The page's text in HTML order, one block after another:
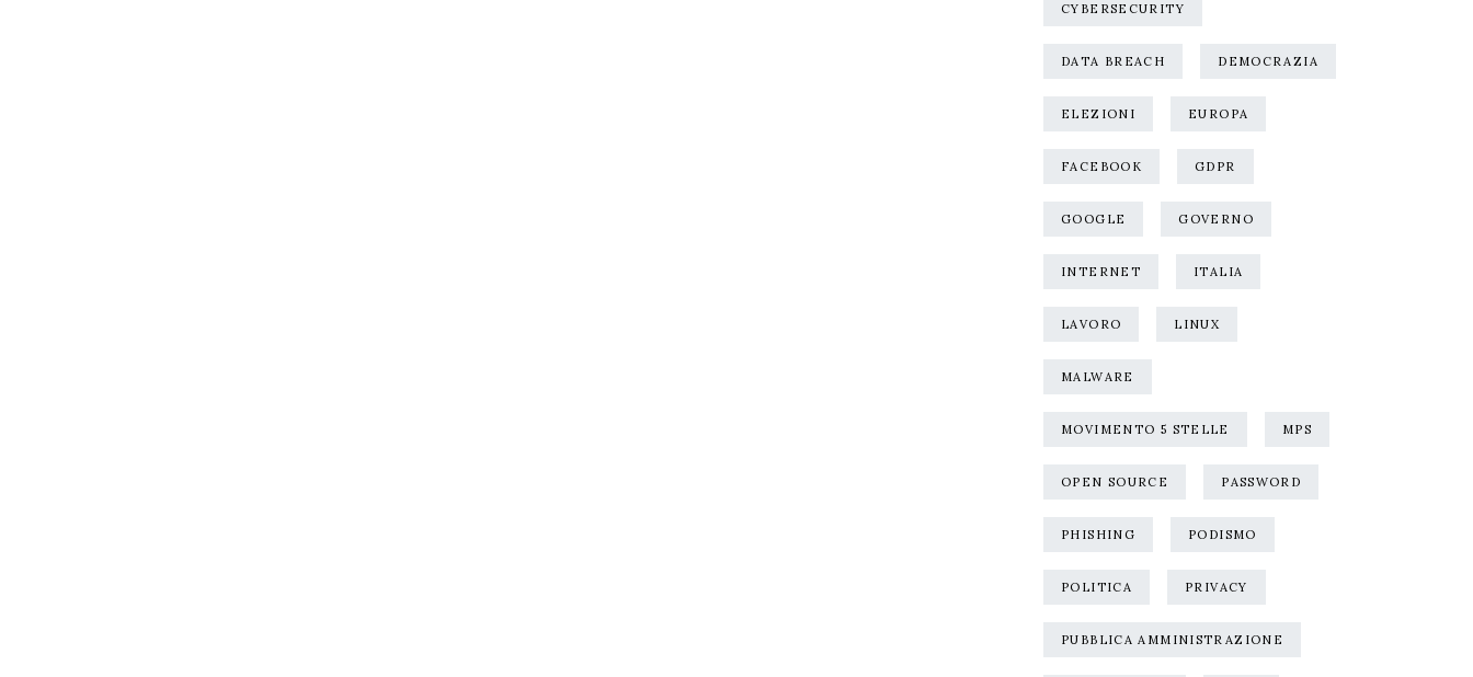
CYBERSECURITY
DATA BREACH DEMOCRAZIA
ELEZIONI EUROPA
FACEBOOK GDPR
GOOGLE GOVERNO
INTERNET ITALIA
LAVORO LINUX
MALWARE
MOVIMENTO 5 STELLE MPS
OPEN SOURCE PASSWORD
PHISHING PODISMO
POLITICA PRIVACY
PUBBLICA AMMINISTRAZIONE